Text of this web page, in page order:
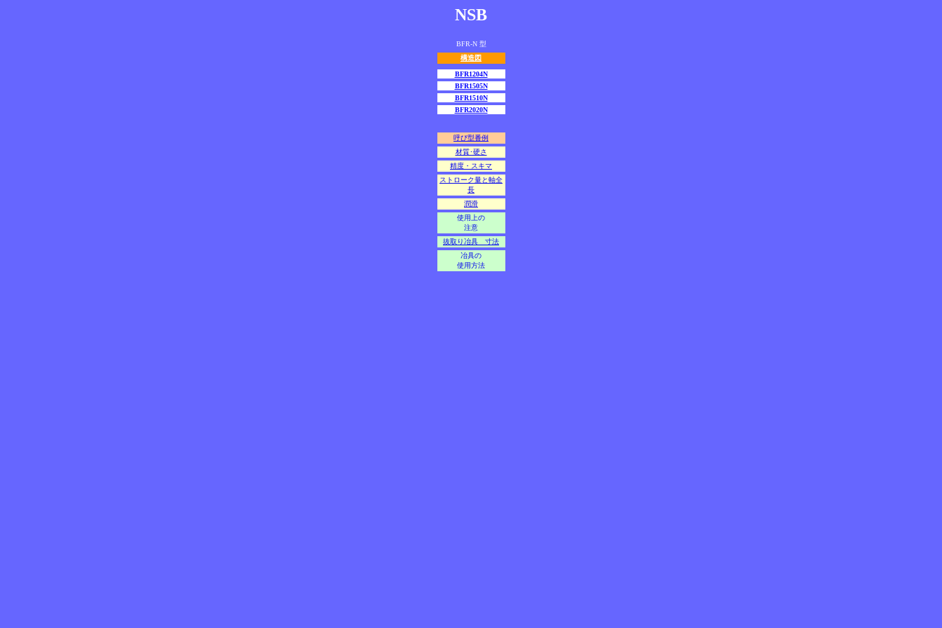
NSB
BFR-N 型
構造図
BFR1204N
BFR1505N
BFR1510N
BFR2020N
呼び型番例
材質･硬さ
精度・スキマ
ストローク量と軸全
長
潤滑
使用上の
注意
抜取り冶具 寸法
冶具の
使用方法